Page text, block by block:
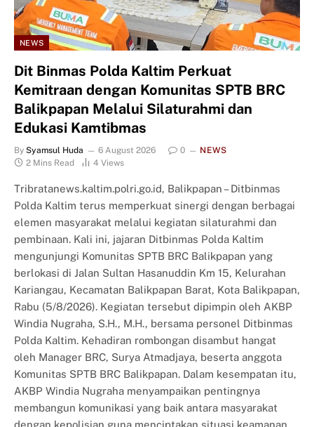
NEWS
Dit Binmas Polda Kaltim Perkuat
Kemitraan dengan Komunitas SPTB BRC
Balikpapan Melalui Silaturahmi dan
Edukasi Kamtibmas
By Syamsul Huda 6 August 2026 0
NEWS
2 Mins Read
4 Views
Tribratanews.kaltim.polri.go.id, Balikpapan – Ditbinmas
Polda Kaltim terus memperkuat sinergi dengan berbagai
elemen masyarakat melalui kegiatan silaturahmi dan
pembinaan. Kali ini, jajaran Ditbinmas Polda Kaltim
mengunjungi Komunitas SPTB BRC Balikpapan yang
berlokasi di Jalan Sultan Hasanuddin Km 15, Kelurahan
Kariangau, Kecamatan Balikpapan Barat, Kota Balikpapan,
Rabu (5/8/2026). Kegiatan tersebut dipimpin oleh AKBP
Windia Nugraha, S.H., M.H., bersama personel Ditbinmas
Polda Kaltim. Kehadiran rombongan disambut hangat
oleh Manager BRC, Surya Atmadjaya, beserta anggota
Komunitas SPTB BRC Balikpapan. Dalam kesempatan itu,
AKBP Windia Nugraha menyampaikan pentingnya
membangun komunikasi yang baik antara masyarakat